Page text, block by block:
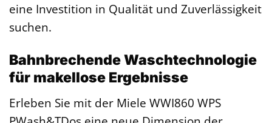
eine Investition in Qualität und Zuverlässigkeit
suchen.
Bahnbrechende Waschtechnologie
für makellose Ergebnisse
Erleben Sie mit der Miele WWI860 WPS